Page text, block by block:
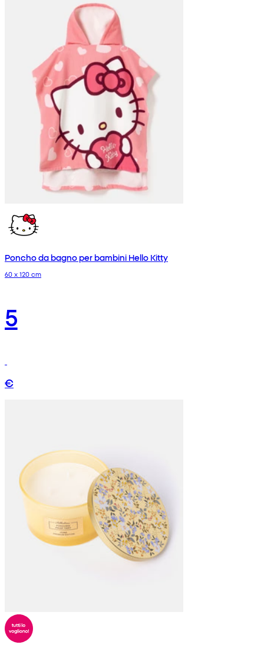
Poncho da bagno per bambini Hello Kitty
60 x 120 cm
5
€